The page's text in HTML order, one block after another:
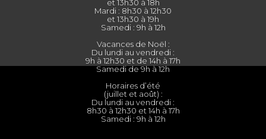
et 13h30 à 18h
Mardi : 8h30 à 12h30
et 13h30 à 19h
Samedi : 9h à 12h
Vacances de Noël :
Du lundi au vendredi :
9h à 12h30 et de 14h à 17h
Samedi de 9h à 12h
Horaires d’été
(juillet et août) :
Du lundi au vendredi :
8h30 à 12h30 et 14h à 17h
Samedi : 9h à 12h